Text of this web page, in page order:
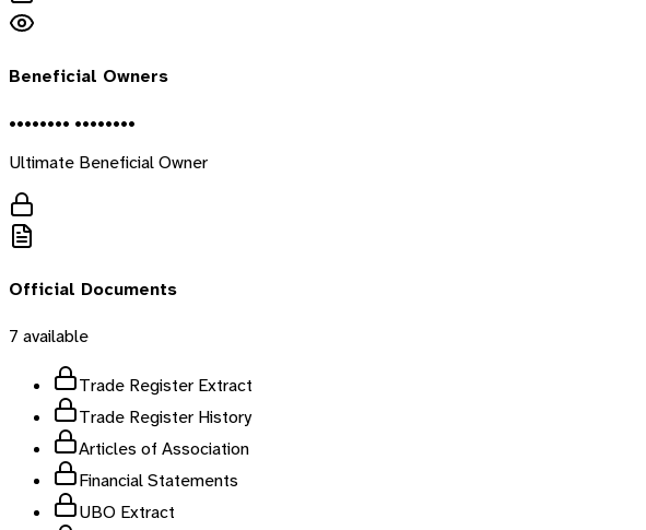
Beneficial Owners
•••••••• ••••••••
Ultimate Beneficial Owner
Official Documents
7 available
Trade Register Extract
Trade Register History
Articles of Association
Financial Statements
UBO Extract